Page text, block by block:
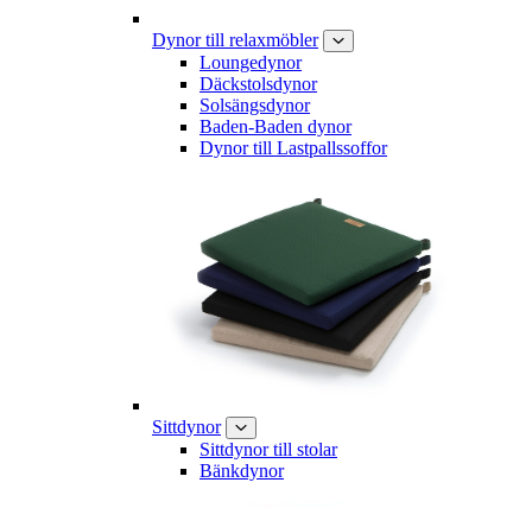
Dynor till relaxmöbler
Loungedynor
Däckstolsdynor
Solsängsdynor
Baden-Baden dynor
Dynor till Lastpallssoffor
Sittdynor
Sittdynor till stolar
Bänkdynor